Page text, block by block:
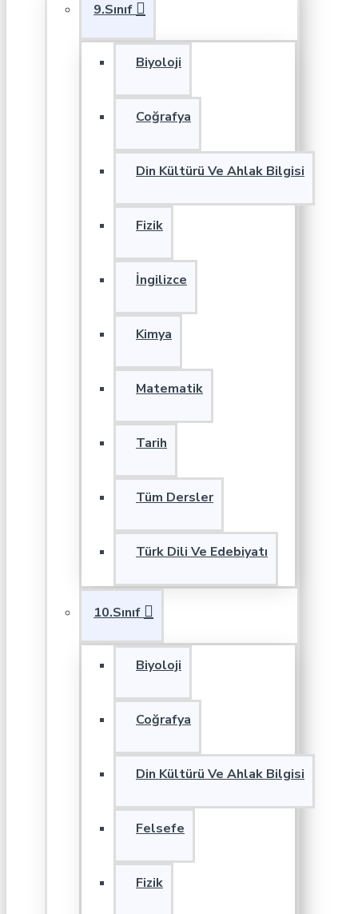
9.Sınıf
Biyoloji
Coğrafya
Din Kültürü Ve Ahlak Bilgisi
Fizik
İngilizce
Kimya
Matematik
Tarih
Tüm Dersler
Türk Dili Ve Edebiyatı
10.Sınıf
Biyoloji
Coğrafya
Din Kültürü Ve Ahlak Bilgisi
Felsefe
Fizik